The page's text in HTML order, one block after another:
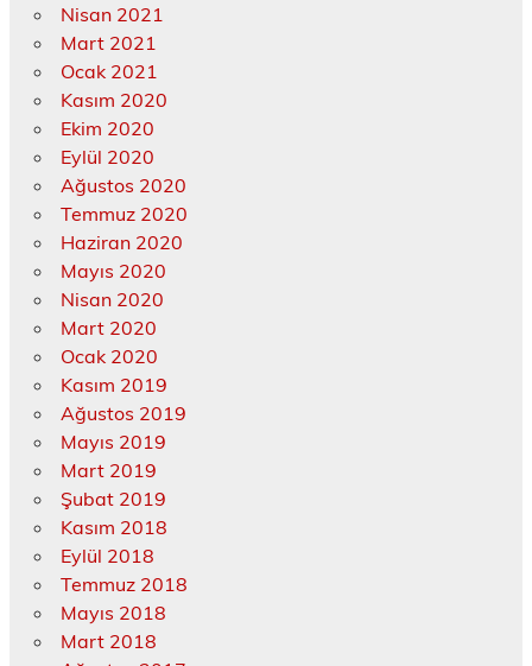
Nisan 2021
Mart 2021
Ocak 2021
Kasım 2020
Ekim 2020
Eylül 2020
Ağustos 2020
Temmuz 2020
Haziran 2020
Mayıs 2020
Nisan 2020
Mart 2020
Ocak 2020
Kasım 2019
Ağustos 2019
Mayıs 2019
Mart 2019
Şubat 2019
Kasım 2018
Eylül 2018
Temmuz 2018
Mayıs 2018
Mart 2018